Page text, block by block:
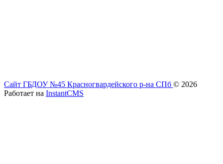
Сайт ГБДОУ №45 Красногвардейского р-на СПб © 2026
Работает на InstantCMS